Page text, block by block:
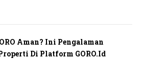
Aman? Ini Pengalaman
Di Platform GORO.id